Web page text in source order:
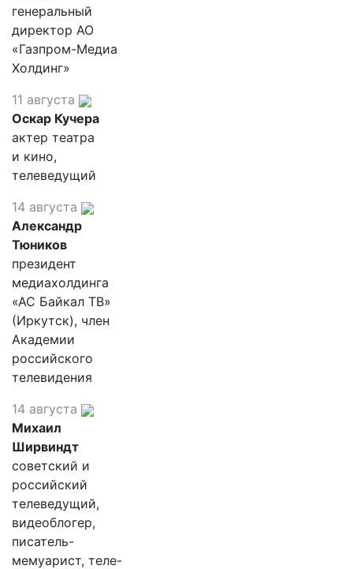
генеральный
директор АО
«Газпром-Медиа
Холдинг»
11 августа
Оскар Кучера
актер театра
и кино,
телеведущий
14 августа
Александр
Тюников
президент
медиахолдинга
«АС Байкал ТВ»
(Иркутск), член
Академии
российского
телевидения
14 августа
Михаил
Ширвиндт
советский и
российский
телеведущий,
видеоблогер,
писатель-
мемуарист, теле-